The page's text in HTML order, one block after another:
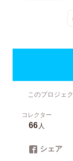
このプロジェ
コレクター
66人
シェア